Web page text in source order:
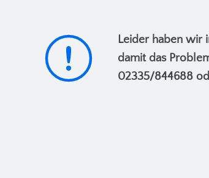
Leider haben wir
damit das
02335/844688